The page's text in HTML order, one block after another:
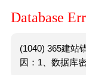
Database
(1040) 365建站
因：1、数据库